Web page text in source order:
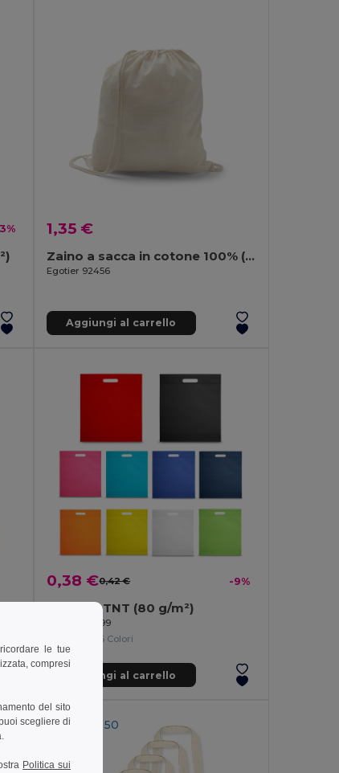
1,35 €
Zaino a sacca in cotone 100% (103 g/m²)
Egotier 92456
Aggiungi al carrello
0,38 €0,42 € -9%
Borsa in TNT (80 g/m²)
Egotier 92499
+5 Colori
Aggiungi al carrello
MIN QTY: 50
le tue
compresi
del sito
scegliere di
Politica sui